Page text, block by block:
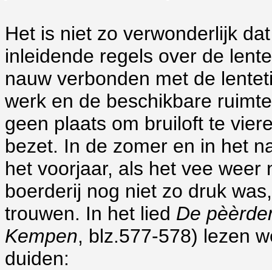
Het is niet zo verwonderlijk
inleidende regels over de
nauw verbonden met de
werk en de beschikbare
geen plaats om bruiloft te
bezet. In de zomer en in het
het voorjaar, als het vee
boerderij nog niet zo druk
trouwen. In het lied De
Kempen, blz.577-578) lezen
duiden: